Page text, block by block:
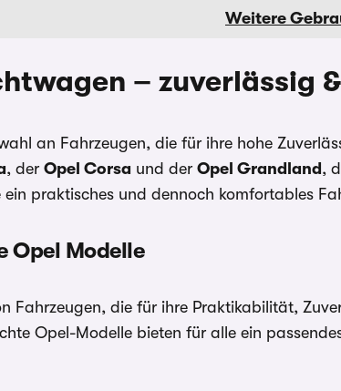
Weitere
– zuverlässig
an Fahrzeugen, die für ihre hohe
, der Opel Corsa und der Opel Grandland,
praktisches und dennoch komfortables
Opel Modelle
Fahrzeugen, die für ihre Praktikabilität,
Opel-Modelle bieten für alle ein